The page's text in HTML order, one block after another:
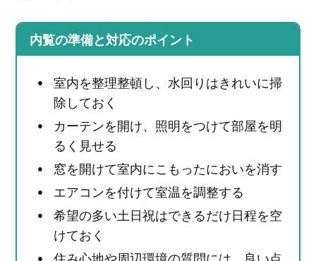
内覧の準備と対応のポイント
室内を整理整頓し、水回りはきれいに掃
除しておく
カーテンを開け、照明をつけて部屋を明
るく見せる
窓を開けて室内にこもったにおいを消す
エアコンを付けて室温を調整する
希望の多い土日祝はできるだけ日程を空
けておく